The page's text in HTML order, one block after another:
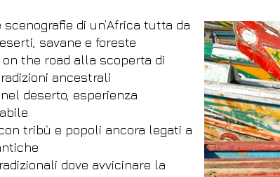
scenografie di un’Africa tutta da
savane e foreste
on the road alla scoperta di
ancestrali
deserto, esperienza
con tribù e popoli ancora legati a
dove avvicinare la